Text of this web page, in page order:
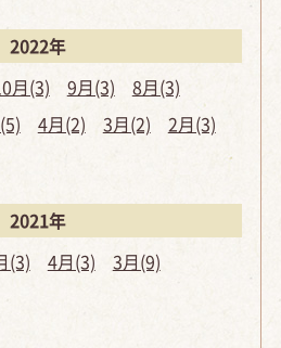
2022年
月(3) 9月(3)
8月(3)
4月(2) 3月(2)
2月(3)
2021年
(3) 4月(3)
3月(9)